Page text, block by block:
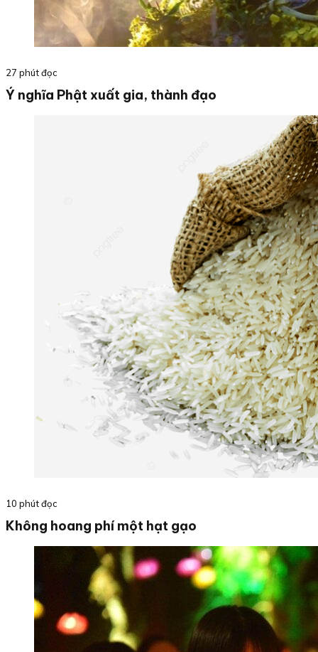
27 phút đọc
Ý nghĩa Phật xuất gia, thành đạo
10 phút đọc
Không hoang phí một hạt gạo